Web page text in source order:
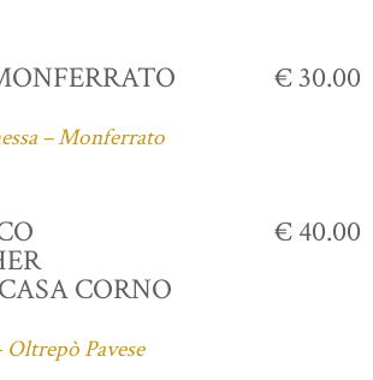
– Monferrato
€ 30.00
CORNO
Pavese
€ 40.00